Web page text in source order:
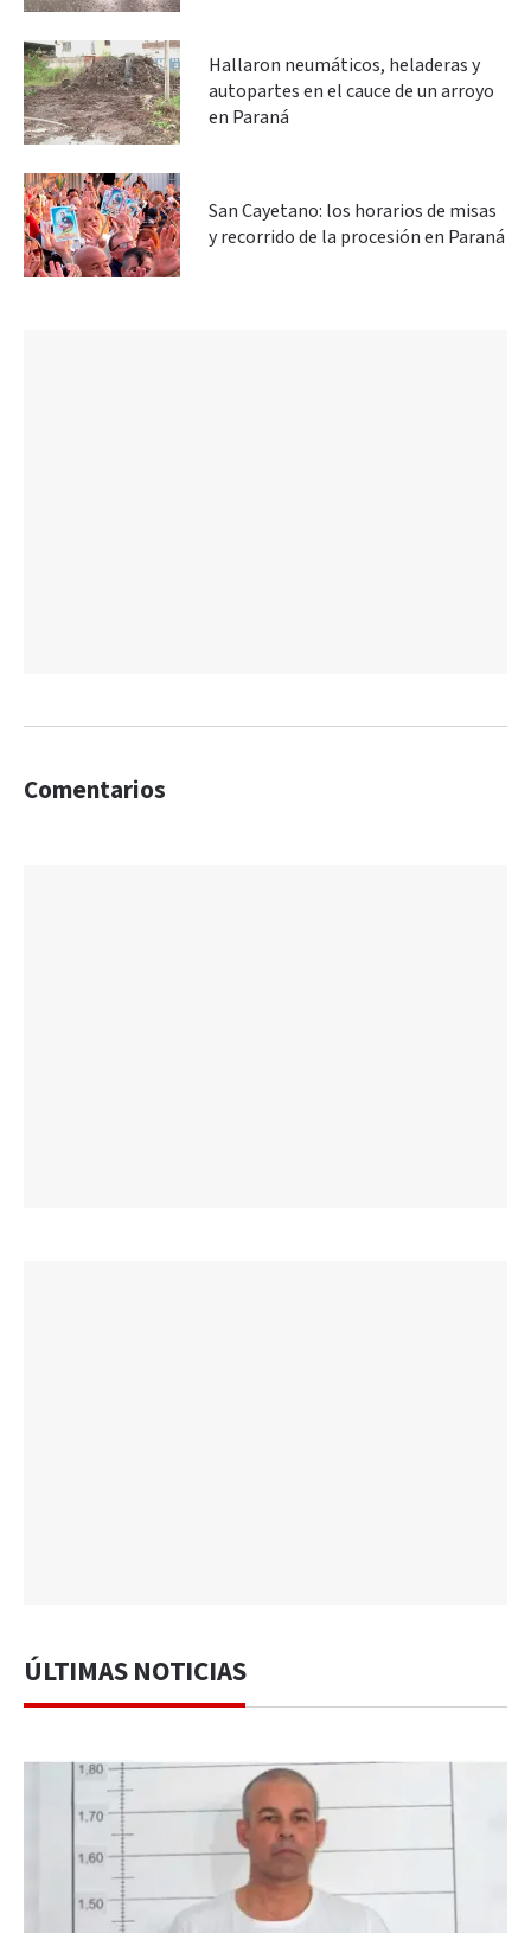
Hallaron neumáticos, heladeras y
autopartes en el cauce de un arroyo
en Paraná
San Cayetano: los horarios de misas
y recorrido de la procesión en Paraná
Comentarios
ÚLTIMAS NOTICIAS